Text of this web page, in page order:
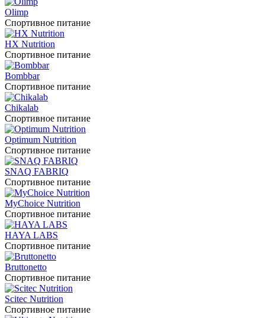
Olimp
Спортивное питание
HX Nutrition
Спортивное питание
Bombbar
Спортивное питание
Chikalab
Спортивное питание
Optimum Nutrition
Спортивное питание
SNAQ FABRIQ
Спортивное питание
MyChoice Nutrition
Спортивное питание
HAYA LABS
Спортивное питание
Bruttonetto
Спортивное питание
Scitec Nutrition
Спортивное питание